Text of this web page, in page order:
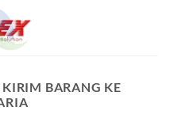
KIRIM BARANG KE